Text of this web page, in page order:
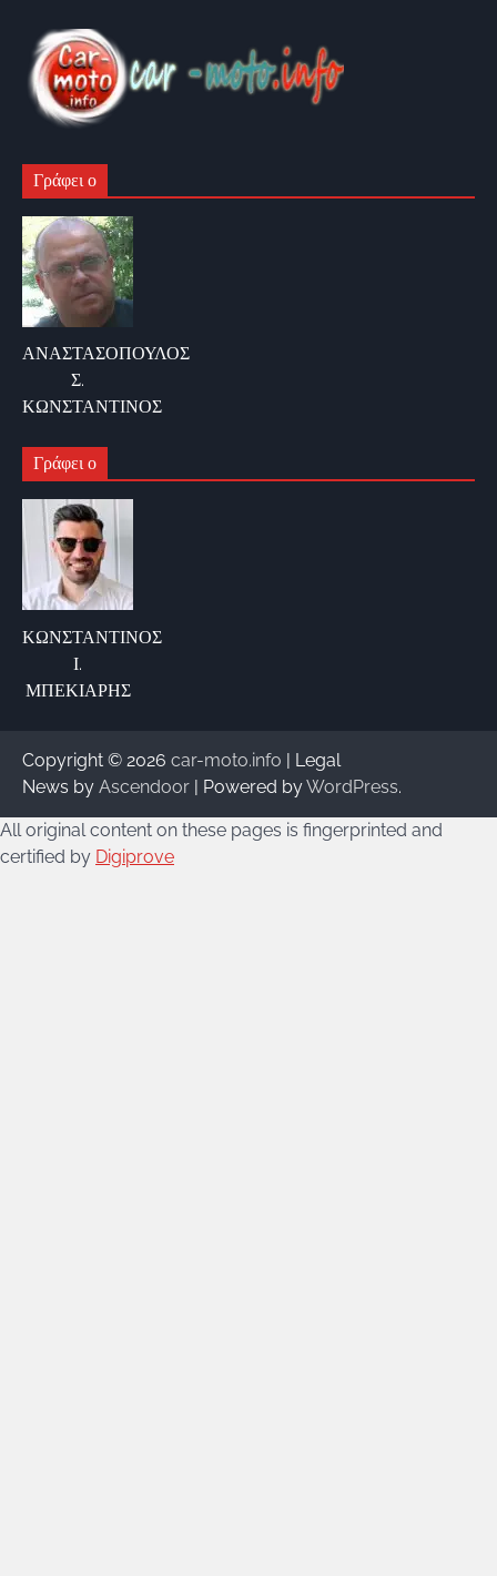
Γράφει ο
ΑΝΑΣΤΑΣΟΠΟΥΛΟΣ
Σ.
ΚΩΝΣΤΑΝΤΙΝΟΣ
Γράφει ο
ΚΩΝΣΤΑΝΤΙΝΟΣ
Ι.
ΜΠΕΚΙΑΡΗΣ
Copyright © 2026 car-moto.info | Legal
News by Ascendoor | Powered byWordPress.
All original content on these pages is fingerprinted and
certified by Digiprove